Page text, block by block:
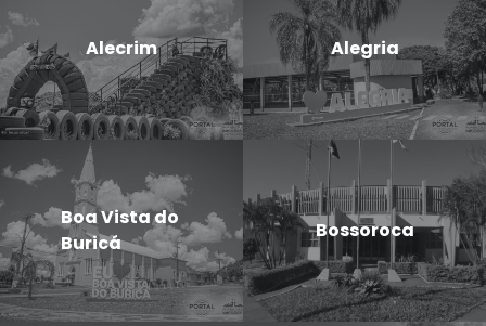
Alecrim Alegria
Boa Vista do
Buricá
Bossoroca